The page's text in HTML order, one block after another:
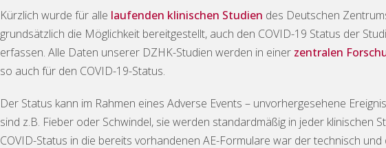
Kürzlich wurde für alle laufenden klinischen Studien des Deutschen
grundsätzlich die Möglichkeit bereitgestellt, auch den COVID-19 Status der
erfassen. Alle Daten unserer DZHK-Studien werden in einer zentralen
so auch für den COVID-19-Status.
Der Status kann im Rahmen eines Adverse Events – unvorhergesehene
sind z.B. Fieber oder Schwindel, sie werden standardmäßig in jeder klinischen
COVID-Status in die bereits vorhandenen AE-Formulare war der technisch